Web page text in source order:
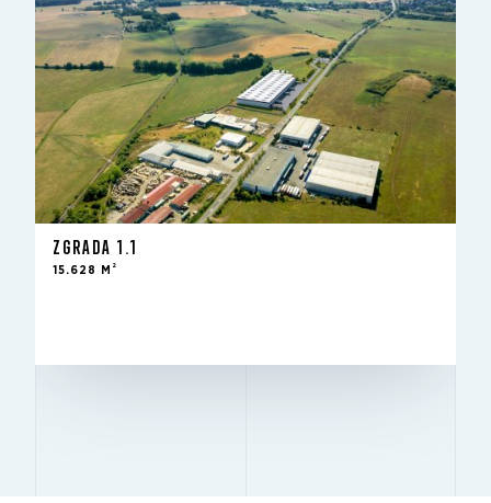
ZGRADA 1.1
15.628 M
2
STANJE
Za zakup - novogradnja
U FONDU OD
ZA UNAJMLJIVANJE
15.629 m
12x24